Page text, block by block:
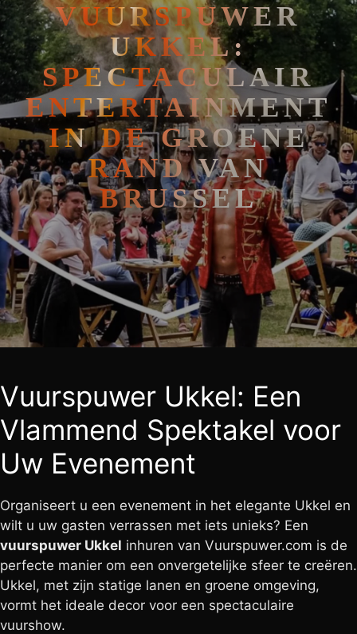
VUURSPUWER
UKKEL:
SPECTACULAIR
ENTERTAINMENT
IN DE GROENE
RAND VAN
BRUSSEL
Vuurspuwer Ukkel: Een
Vlammend Spektakel voor
Uw Evenement
Organiseert u een evenement in het elegante Ukkel en
wilt u uw gasten verrassen met iets unieks? Een
vuurspuwer Ukkel inhuren van Vuurspuwer.com is de
perfecte manier om een onvergetelijke sfeer te creëren.
Ukkel, met zijn statige lanen en groene omgeving,
vormt het ideale decor voor een spectaculaire
vuurshow.